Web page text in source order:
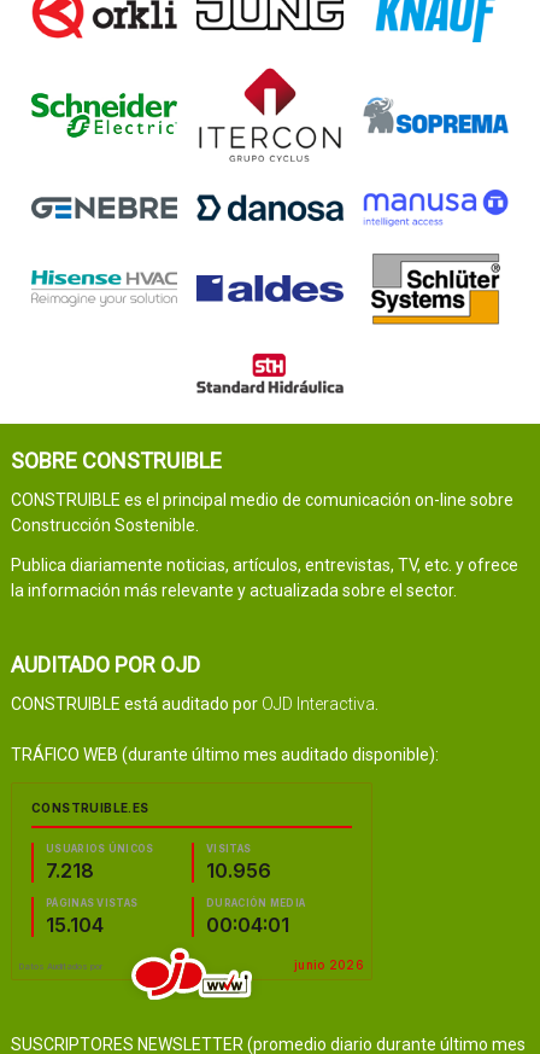
SOBRE CONSTRUIBLE
CONSTRUIBLE es el principal medio de comunicación on-line sobre
Construcción Sostenible.
Publica diariamente noticias, artículos, entrevistas, TV, etc. y ofrece
la información más relevante y actualizada sobre el sector.
AUDITADO POR OJD
CONSTRUIBLE está auditado por OJD Interactiva.
TRÁFICO WEB (durante último mes auditado disponible):
SUSCRIPTORES NEWSLETTER (promedio diario durante último mes